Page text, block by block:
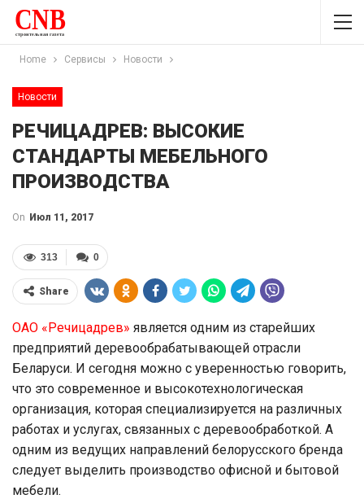
Home Сервисы Новости
Новости
РЕЧИЦАДРЕВ: ВЫСОКИЕ
СТАНДАРТЫ МЕБЕЛЬНОГО
ПРОИЗВОДСТВА
On Июл 11, 2017
0
313
Share
ОАО «Речицадрев» является одним из старейших
предприятий деревообрабатывающей отрасли
Беларуси. И сегодня можно с уверенностью говорить,
что это современное и высокотехнологическая
организация, которая специализируется на различных
работах и услугах, связанных с деревообработкой. А
одним из ведущих направлений белорусского бренда
следует выделить производство офисной и бытовой
мебели.